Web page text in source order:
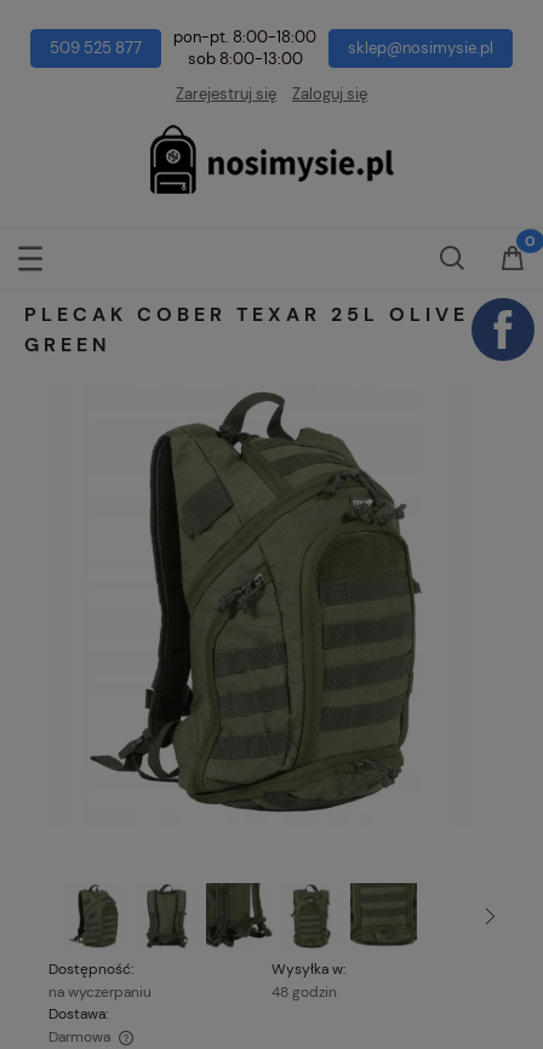
509 525 877
pon-pt. 8:00-18:00
sob 8:00-13:00
sklep@nosimysie.pl
Zarejestruj się Zaloguj się
PLECAK COBER TEXAR 25L OLIVE
GREEN
Dostępność:
na wyczerpaniu
Wysyłka w:
48 godzin
Dostawa:
Darmowa